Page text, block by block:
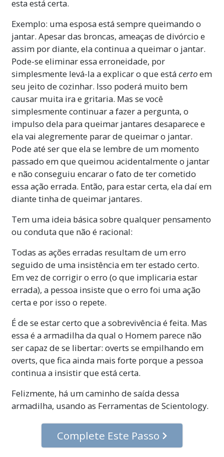
esta está certa.
Exemplo: uma esposa está sempre queimando o
jantar. Apesar das broncas, ameaças de divórcio e
assim por diante, ela continua a queimar o jantar.
Pode-se eliminar essa erroneidade, por
simplesmente levá-la a explicar o que estácertoem
seu jeito de cozinhar. Isso poderá muito bem
causar muita ira e gritaria. Mas se você
simplesmente continuar a fazer a pergunta, o
impulso dela para queimar jantares desaparece e
ela vai alegremente parar de queimar o jantar.
Pode até ser que ela se lembre de um momento
passado em que queimou acidentalmente o jantar
e não conseguiu encarar o fato de ter cometido
essa ação errada. Então, para estar certa, ela daí em
diante tinha de queimar jantares.
Tem uma ideia básica sobre qualquer pensamento
ou conduta que não é racional:
Todas as ações erradas resultam de um erro
seguido de uma insistência em ter estado certo.
Em vez de corrigir o erro (o que implicaria estar
errada), a pessoa insiste que o erro foi uma ação
certa e por isso o repete.
É de se estar certo que a sobrevivência é feita. Mas
essa é a armadilha da qual o Homem parece não
ser capaz de se libertar: overts se empilhando em
overts, que fica ainda mais forte porque a pessoa
continua a insistir que está certa.
Felizmente, há um caminho de saída dessa
armadilha, usando as Ferramentas de Scientology.
Complete Este Passo